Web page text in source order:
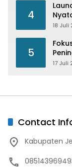
4
18 Juli
5
17 Juli
Contact
Kabupaten